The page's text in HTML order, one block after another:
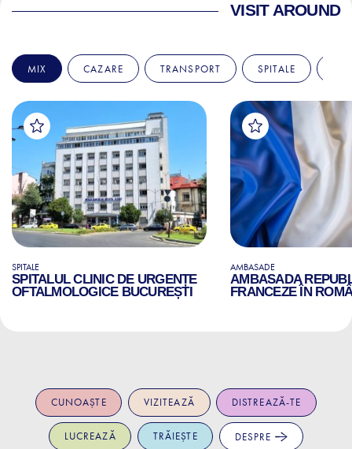
VISIT AROUND
MIX CAZARE TRANSPORT SPITALE
SPITALE
SPITALUL CLINIC DE URGENȚE
OFTALMOLOGICE BUCUREȘTI
AMBASADE
AMBASADA
FRANCEZE ÎN
CUNOAȘTE VIZITEAZĂ DISTREAZĂ-TE
LUCREAZĂ TRĂIEȘTE DESPRE